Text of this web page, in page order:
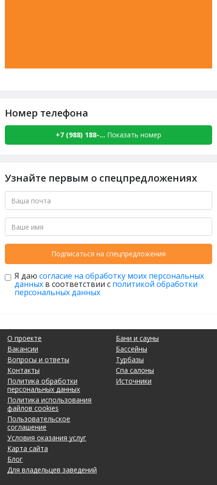
Номер телефона
+7 (988) 188-... Показать номер
Узнайте первым о спецпредложениях
Подписаться на спецпредложения
Я даю согласие на обработку моих персональных
данных в соответствии с политикой обработки
персональных данных
О проекте
Вакансии
Вопросы и ответы
Контакты
Политика обработки
персональных данных
Политика использования
файлов cookies
Пользовательское
соглашение
Условия оказания услуг
Карта сайта
Блог
Для владельцев заведений
Бани и сауны
Бассейны
Турбазы
Спа салоны
Источники